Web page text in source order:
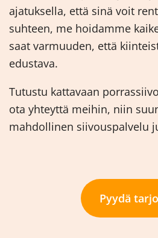
ajatuksella, että sinä voit
suhteen, me hoidamme
saat varmuuden, että
edustava.
Tutustu kattavaan
ota yhteyttä meihin, niin
mahdollinen siivouspalvelu
Pyydä